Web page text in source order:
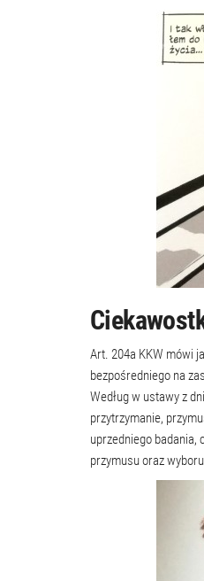
Art. 204a KKW mówi
bezpośredniego na
Według w ustawy z
przytrzymanie,
uprzedniego badania,
przymusu oraz